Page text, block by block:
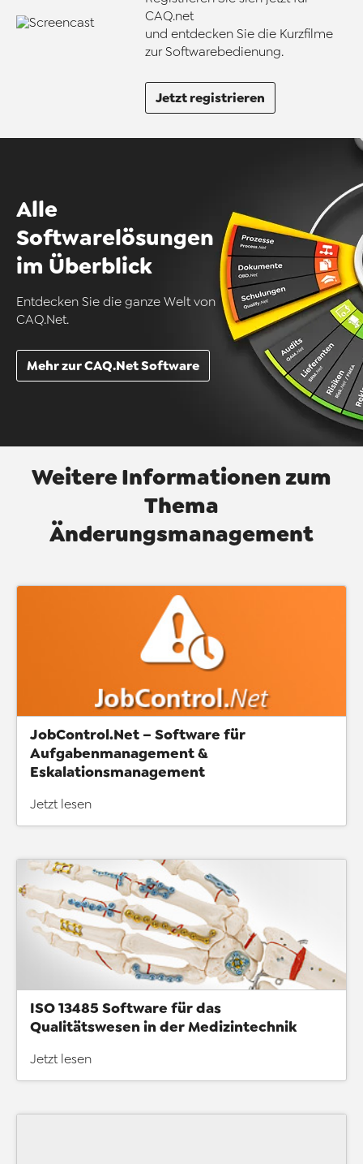
CAQ.net
und entdecken Sie die Kurzfilme
zur Softwarebedienung.
Jetzt registrieren
Alle
Softwarelösungen
im Überblick
Entdecken Sie die ganze Welt von
CAQ.Net.
Mehr zur CAQ.Net Software
Weitere Informationen zum
Thema
Änderungsmanagement
JobControl.Net – Software für
Aufgabenmanagement &
Eskalationsmanagement
Jetzt lesen
ISO 13485 Software für das
Qualitätswesen in der Medizintechnik
Jetzt lesen